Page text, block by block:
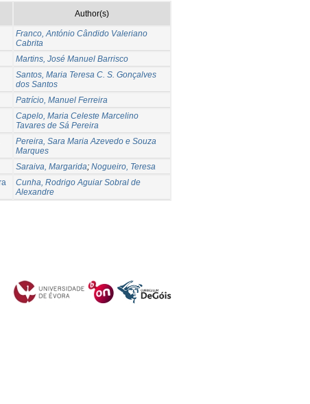
Author(s)
Franco, António Cândido Valeriano
Cabrita
Martins, José Manuel Barrisco
Santos, Maria Teresa C. S. Gonçalves
dos Santos
Patrício, Manuel Ferreira
Capelo, Maria Celeste Marcelino
Tavares de Sá Pereira
Pereira, Sara Maria Azevedo e Souza
Marques
Saraiva, Margarida; Nogueiro, Teresa
Cunha, Rodrigo Aguiar Sobral de
Alexandre